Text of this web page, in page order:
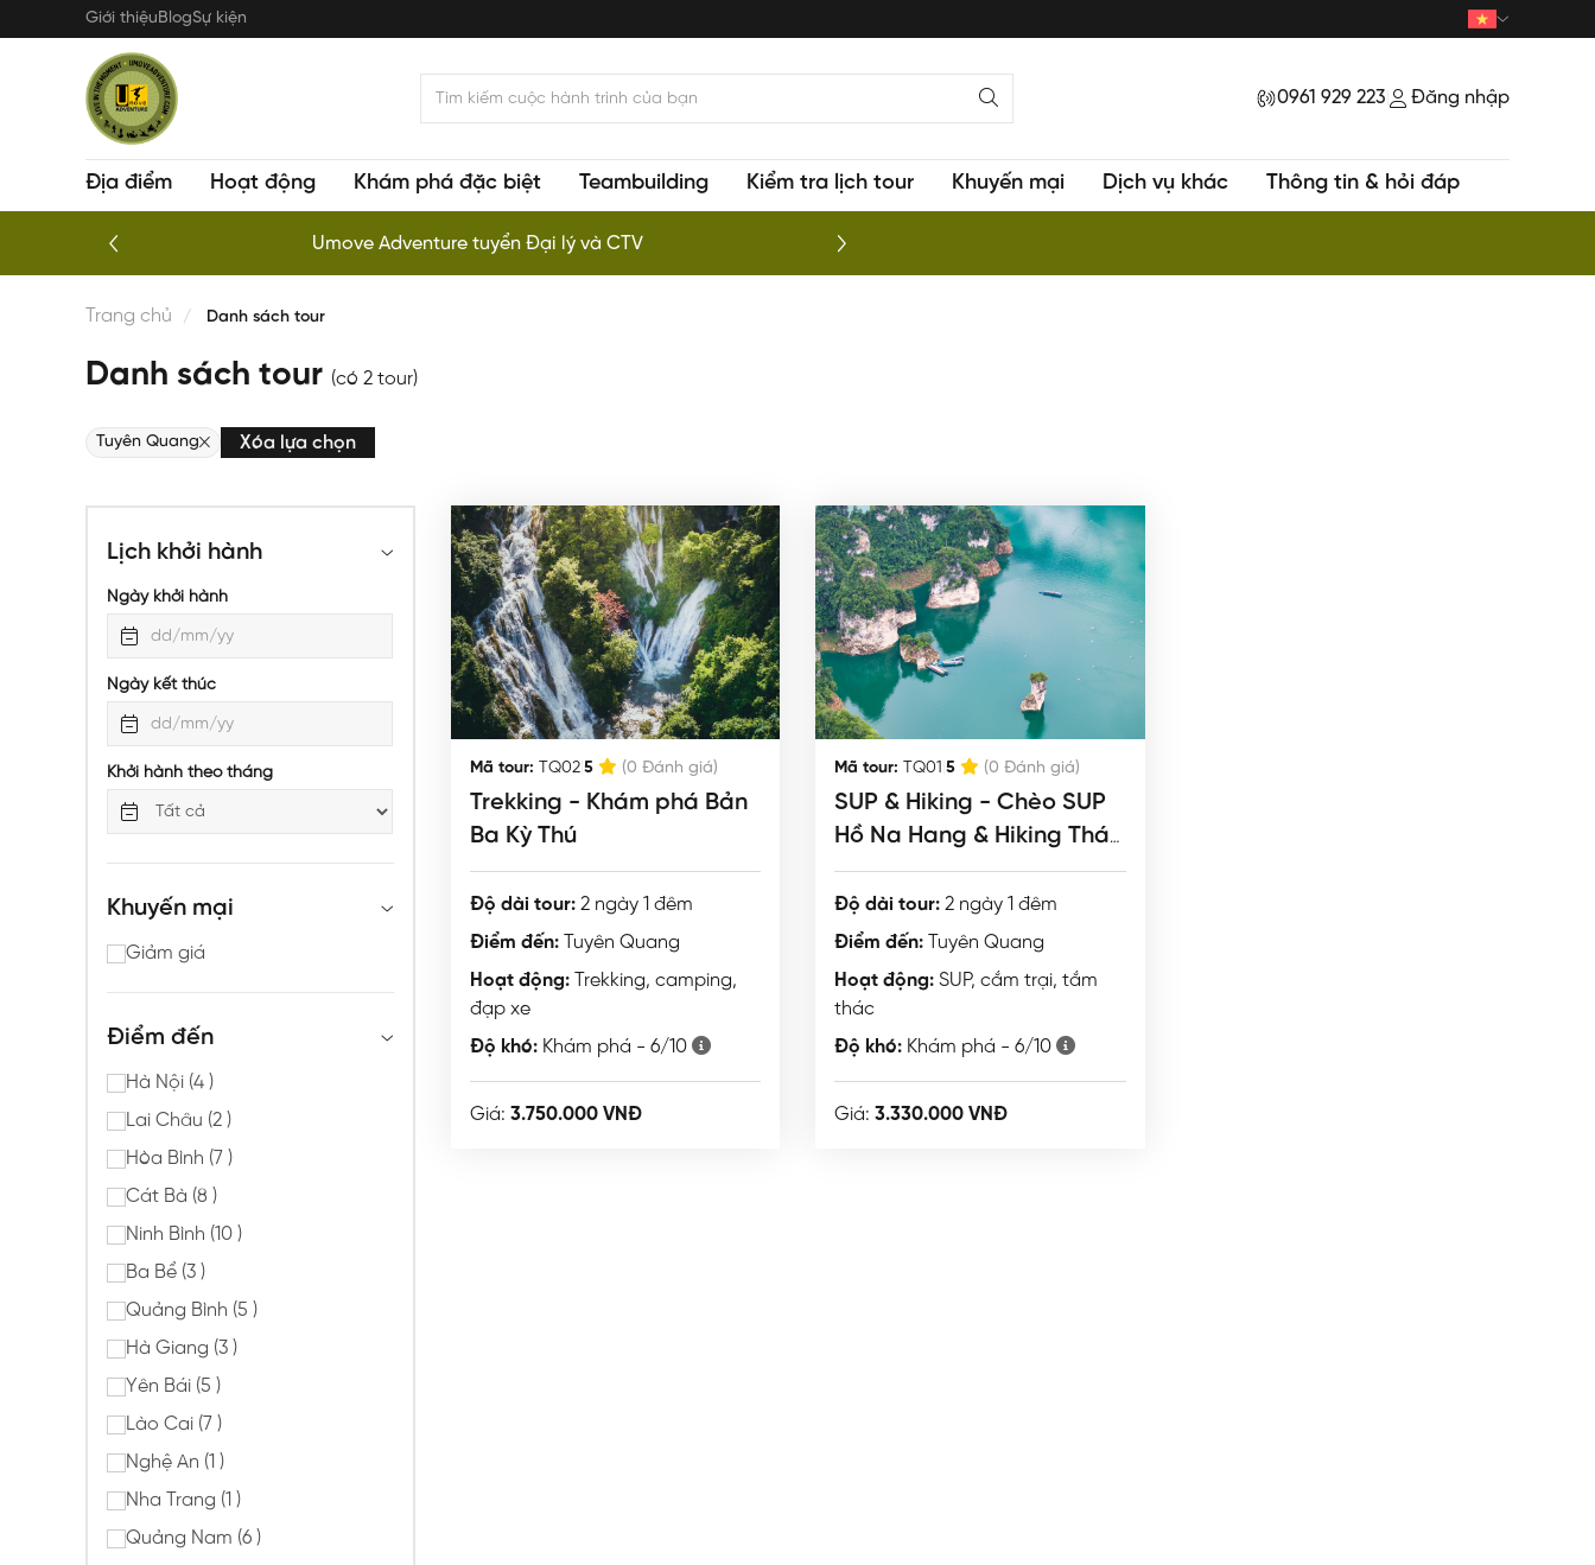
Giới thiệuBlogSự kiện
0961 929 223 Đăng nhập
Địa điểm Hoạt động Khám phá đặc biệt Teambuilding Kiểm tra lịch tour Khuyến mại Dịch vụ khác Thông tin & hỏi đáp
Kayaking chuyên nghiệp khám phá vịnh Lan Hạ
Trang chủ Danh sách tour
Danh sách tour (có 2 tour)
Tuyên Quang Xóa lựa chọn
Lịch khởi hành
Ngày khởi hành
Ngày kết thúc
Khởi hành theo tháng
Khuyến mại
Giảm giá
Điểm đến
Hà Nội (4 )
Lai Châu (2 )
Hòa Bình (7 )
Cát Bà (8 )
Ninh Bình (10 )
Ba Bể (3 )
Quảng Bình (5 )
Hà Giang (3 )
Yên Bái (5 )
Lào Cai (7 )
Nghệ An (1 )
Nha Trang (1 )
Quảng Nam (6 )
Mã tour: TQ02| 5 (0 Đánh giá)
Trekking - Khám phá Bản
Ba Kỳ Thú
Độ dài tour:2 ngày 1 đêm
Điểm đến:Tuyên Quang
Hoạt động:Trekking, camping,
đạp xe
Độ khó: Khám phá - 6/10
Giá: 3.750.000 VNĐ
Mã tour: TQ01 5 (0 Đánh giá)
SUP & Hiking - Chèo SUP
Hồ Na Hang & Hiking Thác
Khuổi Nhi
Độ dài tour: 2 ngày 1 đêm
Điểm đến: Tuyên Quang
Hoạt động: SUP, cắm trại, tắm
thác
Độ khó: Khám phá - 6/10
Giá: 3.330.000 VNĐ